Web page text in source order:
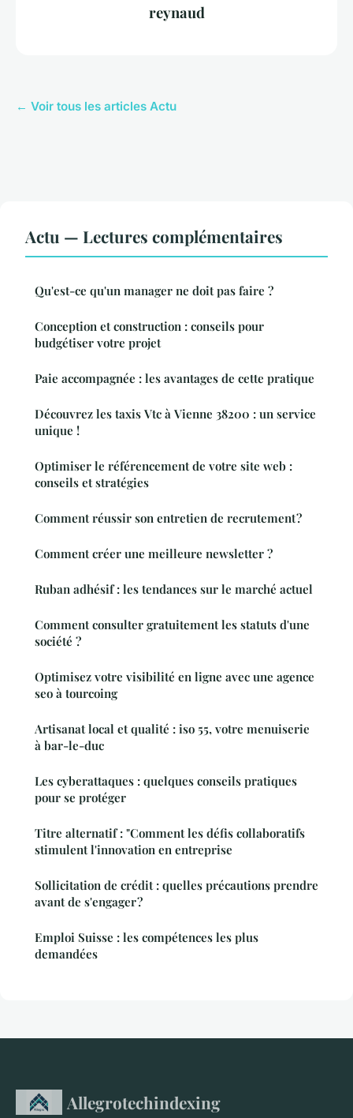
reynaud
← Voir tous les articles Actu
Actu — Lectures complémentaires
Qu'est-ce qu'un manager ne doit pas faire ?
Conception et construction : conseils pour
budgétiser votre projet
Paie accompagnée : les avantages de cette pratique
Découvrez les taxis Vtc à Vienne 38200 : un service
unique !
Optimiser le référencement de votre site web :
conseils et stratégies
Comment réussir son entretien de recrutement ?
Comment créer une meilleure newsletter ?
Ruban adhésif : les tendances sur le marché actuel
Comment consulter gratuitement les statuts d'une
société ?
Optimisez votre visibilité en ligne avec une agence
seo à tourcoing
Artisanat local et qualité : iso 55, votre menuiserie
à bar-le-duc
Les cyberattaques : quelques conseils pratiques
pour se protéger
Titre alternatif : "Comment les défis collaboratifs
stimulent l'innovation en entreprise
Sollicitation de crédit : quelles précautions prendre
avant de s'engager ?
Emploi Suisse : les compétences les plus
demandées
Allegrotechindexing